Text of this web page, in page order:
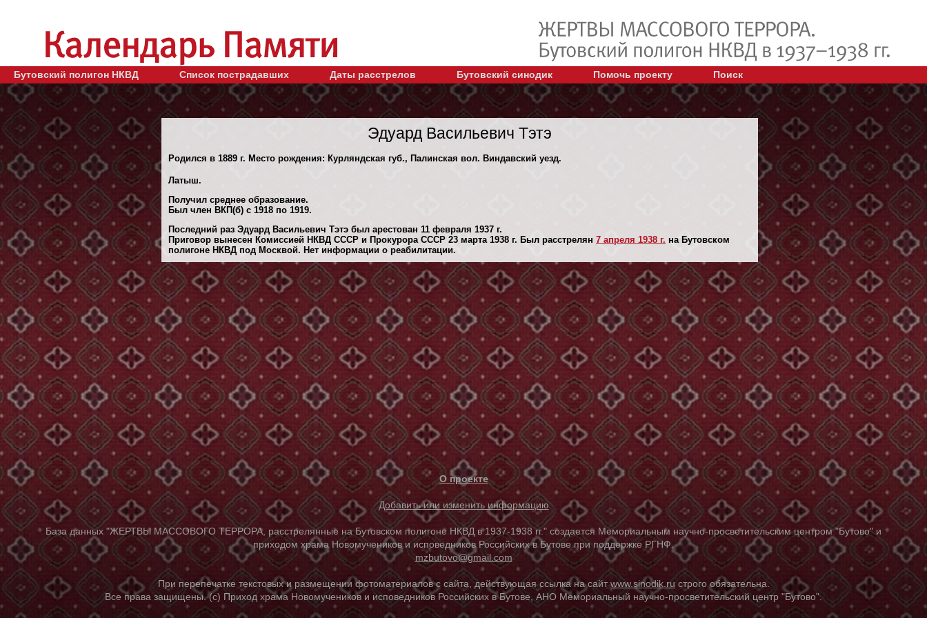
Бутовский полигон НКВД Список пострадавших Даты расстрелов Бутовский синодик Помочь проекту Поиск
Эдуард Васильевич Тэтэ
Родился в 1889 г. Место рождения: Курляндская губ., Палинская вол. Виндавский уезд.
Латыш.
Получил среднее образование.
Был член ВКП(б) с 1918 по 1919.
Последний раз Эдуард Васильевич Тэтэ был арестован 11 февраля 1937 г.
Приговор вынесен Комиссией НКВД СССР и Прокурора СССР 23 марта 1938 г. Был расстрелян 7 апреля 1938 г. на Бутовском
полигоне НКВД под Москвой. Нет информации о реабилитации.
О проекте
Добавить или изменить информацию
База данных "ЖЕРТВЫ МАССОВОГО ТЕРРОРА, расстрелянные на Бутовском полигоне НКВД в 1937-1938 гг." создается Мемориальным научно-просветительским центром "Бутово" и
приходом храма Новомучеников и исповедников Российских в Бутове при поддержке РГНФ.
mzbutovo@gmail.com
При перепечатке текстовых и размещении фотоматериалов с сайта, действующая ссылка на сайтwww.sinodik.ru строго обязательна.
Все права защищены. (с) Приход храма Новомучеников и исповедников Российских в Бутове, АНО Мемориальный научно-просветительский центр "Бутово".